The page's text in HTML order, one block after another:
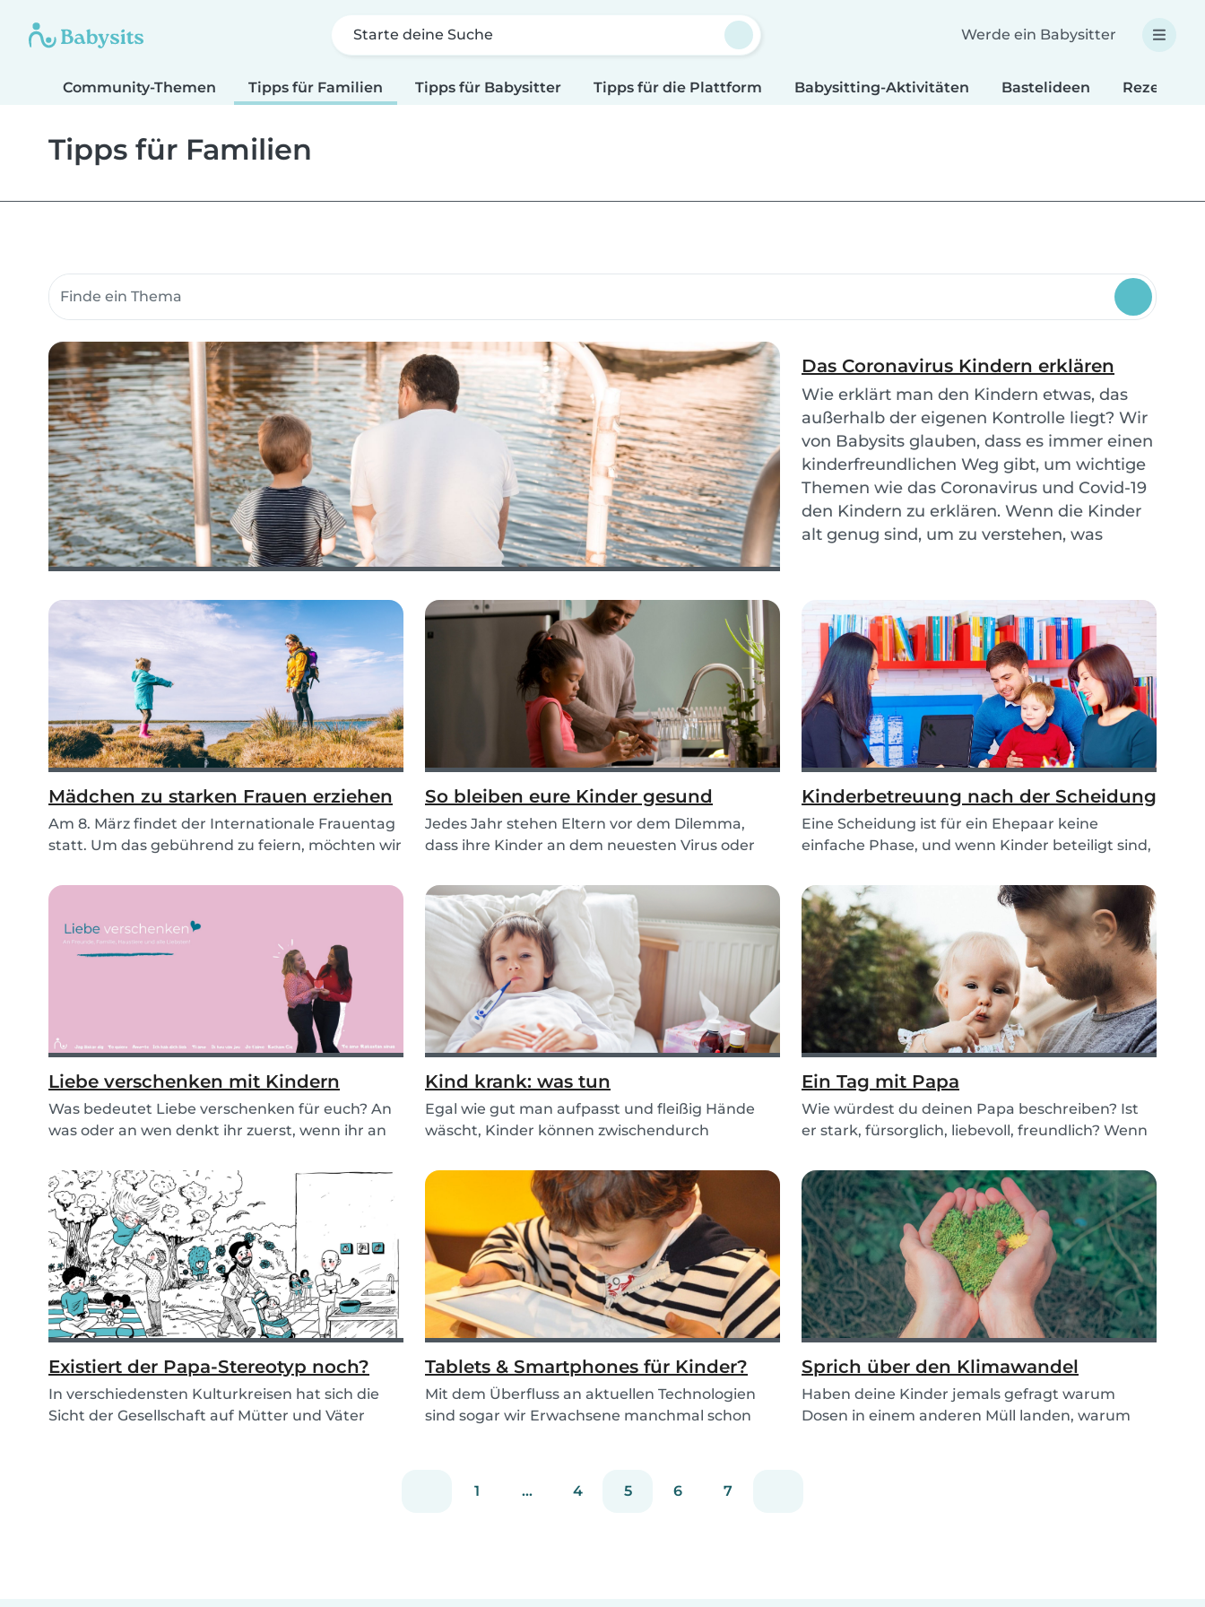
Starte deine Suche Werde ein Babysitter
Community-Themen Tipps für Familien Tipps für Babysitter Tipps für die Plattform Babysitting-Aktivitäten Bastelideen Rezepte
Tipps für Familien
Suche Community-Themen
Das Coronavirus Kindern erklären
Wie erklärt man den Kindern etwas, das
außerhalb der eigenen Kontrolle liegt? Wir
von Babysits glauben, dass es immer einen
kinderfreundlichen Weg gibt, um wichtige
Themen wie das Coronavirus und Covid-19
den Kindern zu erklären. Wenn die Kinder
alt genug sind, um zu verstehen, was
Mädchen zu starken Frauen erziehen
Am 8. März findet der Internationale Frauentag
statt. Um das gebührend zu feiern, möchten wir
So bleiben eure Kinder gesund
Jedes Jahr stehen Eltern vor dem Dilemma,
dass ihre Kinder an dem neuesten Virus oder
Kinderbetreuung nach der Scheidung
Eine Scheidung ist für ein Ehepaar keine
einfache Phase, und wenn Kinder beteiligt sind,
Liebe verschenken mit Kindern
Was bedeutet Liebe verschenken für euch? An
was oder an wen denkt ihr zuerst, wenn ihr an
Kind krank: was tun
Egal wie gut man aufpasst und fleißig Hände
wäscht, Kinder können zwischendurch
Ein Tag mit Papa
Wie würdest du deinen Papa beschreiben? Ist
er stark, fürsorglich, liebevoll, freundlich? Wenn
Existiert der Papa-Stereotyp noch?
In verschiedensten Kulturkreisen hat sich die
Sicht der Gesellschaft auf Mütter und Väter
Tablets & Smartphones für Kinder?
Mit dem Überfluss an aktuellen Technologien
sind sogar wir Erwachsene manchmal schon
Sprich über den Klimawandel
Haben deine Kinder jemals gefragt warum
Dosen in einem anderen Müll landen, warum
1 ... 4 5 6 7